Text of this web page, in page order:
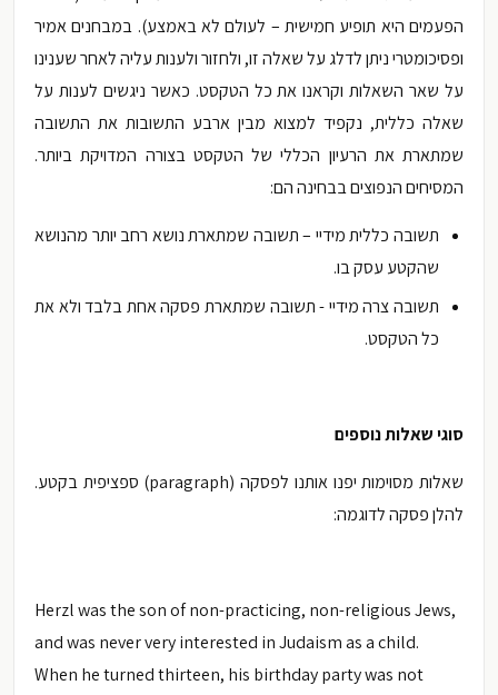
הפעמים היא תופיע חמישית – לעולם לא באמצע). במבחנים אמיר
ופסיכומטרי ניתן לדלג על שאלה זו, ולחזור ולענות עליה לאחר שענינו
על שאר השאלות וקראנו את כל הטקסט. כאשר ניגשים לענות על
שאלה כללית, נקפיד למצוא מבין ארבע התשובות את התשובה
שמתארת את הרעיון הכללי של הטקסט בצורה המדויקת ביותר.
המסיחים הנפוצים בבחינה הם:
תשובה כללית מידיי – תשובה שמתארת נושא רחב יותר מהנושא
שהקטע עסק בו.
תשובה צרה מידיי - תשובה שמתארת פסקה אחת בלבד ולא את
כל הטקסט.
סוגי שאלות נוספים
שאלות מסוימות יפנו אותנו לפסקה (
paragraph) ספציפית בקטע.
להלן פסקה לדוגמה:
Herzl was the son of non-practicing, non-religious Jews,
and was never very interested in Judaism as a child.
When he turned thirteen, his birthday party was not